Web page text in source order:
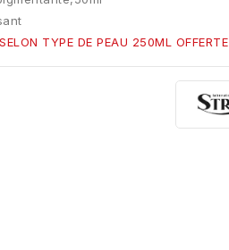
TYPE DE PEAU 250ML OFFERTE